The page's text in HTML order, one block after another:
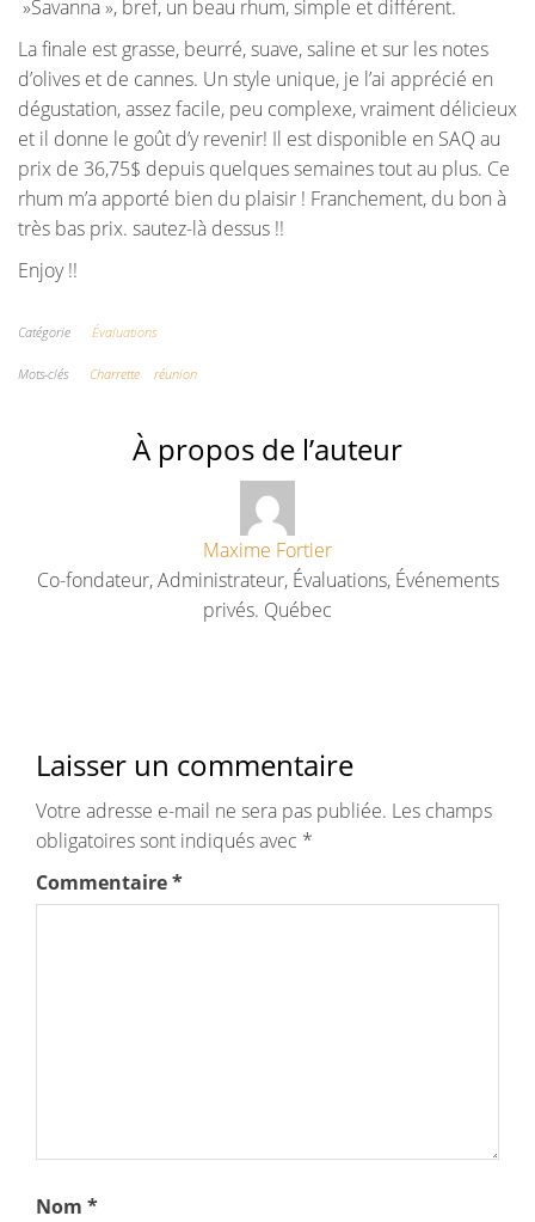
»Savanna », bref, un beau rhum, simple et différent.
La finale est grasse, beurré, suave, saline et sur les notes
d’olives et de cannes. Un style unique, je l’ai apprécié en
dégustation, assez facile, peu complexe, vraiment délicieux
et il donne le goût d’y revenir! Il est disponible en SAQ au
prix de 36,75$ depuis quelques semaines tout au plus. Ce
rhum m’a apporté bien du plaisir ! Franchement, du bon à
très bas prix. sautez-là dessus !!
Enjoy !!
Catégorie Évaluations
Mots-clés Charrette réunion
À propos de l’auteur
Maxime Fortier
Co-fondateur, Administrateur, Évaluations, Événements
privés. Québec
Laisser un commentaire
Votre adresse e-mail ne sera pas publiée. Les champs
obligatoires sont indiqués avec *
Commentaire*
Nom *